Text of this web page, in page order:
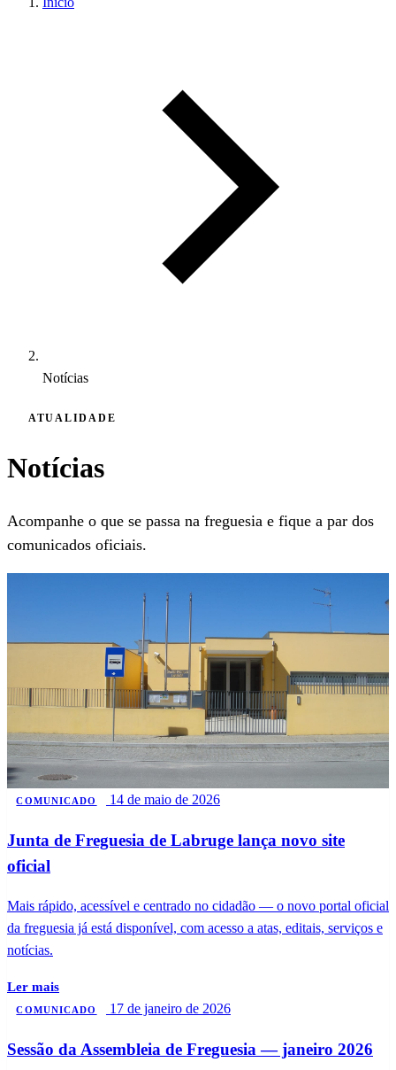
Notícias
ATUALIDADE
Notícias
Acompanhe o que se passa na freguesia e fique a par dos
comunicados oficiais.
COMUNICADO 14 de maio de 2026
Junta de Freguesia de Labruge lança novo site
oficial
Mais rápido, acessível e centrado no cidadão — o novo portal oficial
da freguesia já está disponível, com acesso a atas, editais, serviços e
notícias.
Ler mais
COMUNICADO 17 de janeiro de 2026
Sessão da Assembleia de Freguesia — janeiro 2026